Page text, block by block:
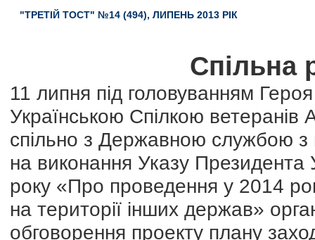
"ТРЕТІЙ ТОСТ" №14 (494), ЛИПЕНЬ 2013 РІК
Спільна
11 липня під головуванням
Українською Спілкою ветеранів
спільно з Державною службою з
на виконання Указу
року «Про проведення у 2014
на території інших держав»
обговорення проекту плану